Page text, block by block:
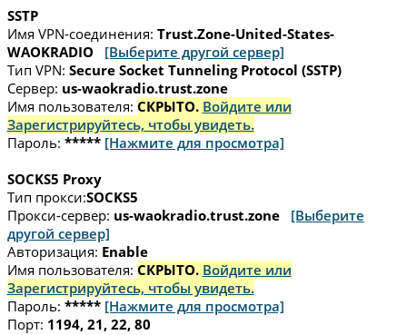
SSTP
Имя VPN-соединения: Trust.Zone-United-States-
WAOKRADIO
[Выберите другой сервер]
Тип VPN: Secure Socket Tunneling Protocol (SSTP)
Сервер: us-waokradio.trust.zone
Имя пользователя: СКРЫТО. Войдите или
Зарегистрируйтесь, чтобы увидеть.
Пароль: ***** [Нажмите для просмотра]
SOCKS5 Proxy
Тип прокси:SOCKS5
Прокси-сервер: us-waokradio.trust.zone
[Выберите
другой сервер]
Авторизация: Enable
Имя пользователя: СКРЫТО. Войдите или
Зарегистрируйтесь, чтобы увидеть.
Пароль: ***** [Нажмите для просмотра]
Порт: 1194, 21, 22, 80